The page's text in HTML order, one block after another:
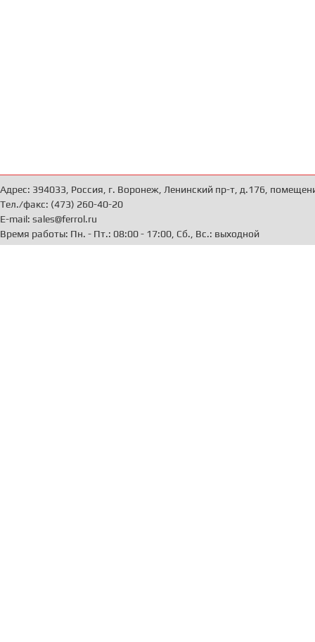
Адрес: 394033, Россия, г. Воронеж, Ленинский пр-т, д.176,
Тел./факс: (473) 260-40-20
E-mail: sales@ferrol.ru
Время работы: Пн. - Пт.: 08:00 - 17:00, Сб., Вс.: выходной